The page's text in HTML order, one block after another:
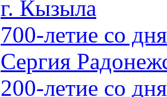
г. Кызыла
700-летие со
Сергия
200-летие со